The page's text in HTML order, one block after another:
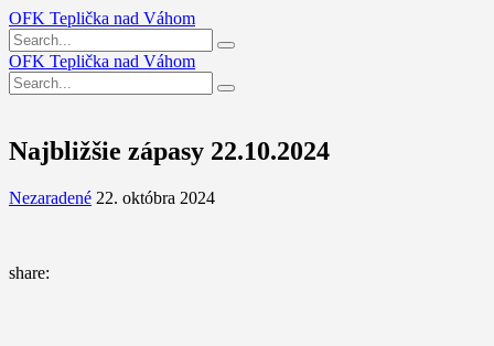
OFK Teplička nad Váhom
OFK Teplička nad Váhom
Najbližšie zápasy 22.10.2024
Nezaradené 22. októbra 2024
share: